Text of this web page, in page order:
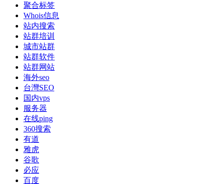
聚合标签
Whois信息
站内搜索
站群培训
城市站群
站群软件
站群网站
海外seo
台灣SEO
国内vps
服务器
在线ping
360搜索
有道
雅虎
谷歌
必应
百度